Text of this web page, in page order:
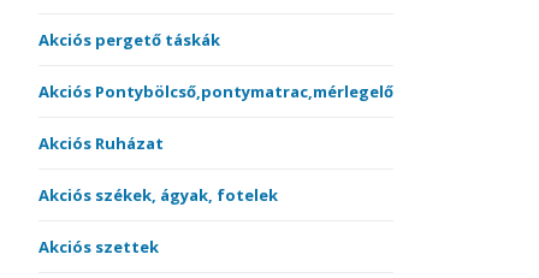
Akciós pergető táskák
Akciós Pontybölcső,pontymatrac,mérlegelő
Akciós Ruházat
Akciós székek, ágyak, fotelek
Akciós szettek